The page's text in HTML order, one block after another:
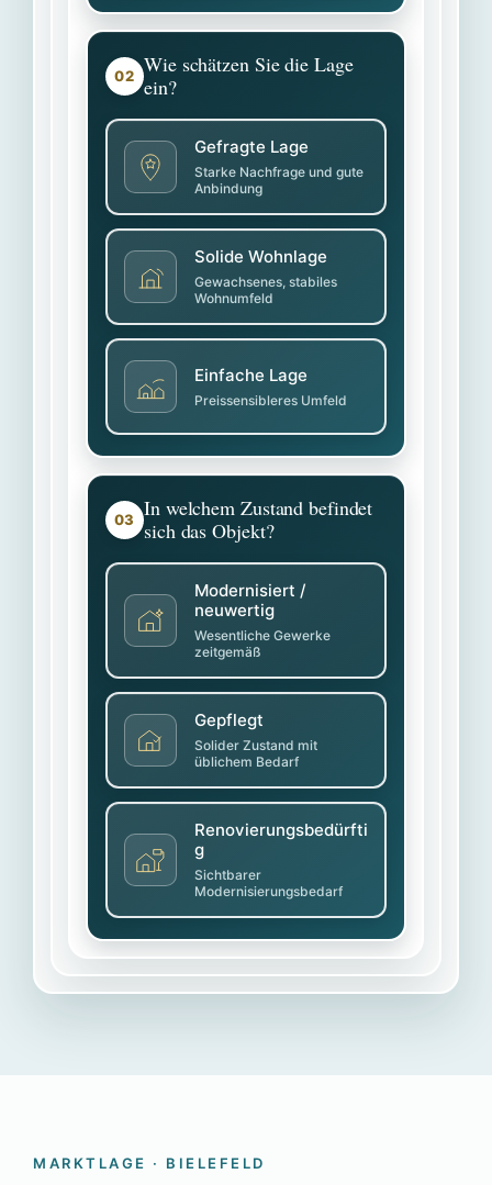
02 Wie schätzen Sie die Lage
ein?
Gefragte Lage
Starke Nachfrage und gute
Anbindung
Solide Wohnlage
Gewachsenes, stabiles
Wohnumfeld
Einfache Lage
Preissensibleres Umfeld
03
In welchem Zustand befindet
sich das Objekt?
Modernisiert /
neuwertig
Wesentliche Gewerke
zeitgemäß
Gepflegt
Solider Zustand mit
üblichem Bedarf
Renovierungsbedürfti
g
Sichtbarer
Modernisierungsbedarf
MARKTLAGE · BIELEFELD